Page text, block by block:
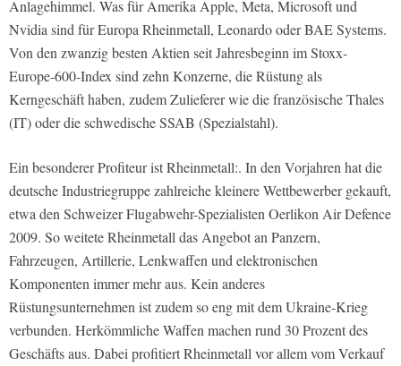
Anlagehimmel. Was für Amerika Apple, Meta, Microsoft und
Nvidia sind für Europa Rheinmetall, Leonardo oder BAE Systems.
Von den zwanzig besten Aktien seit Jahresbeginn im Stoxx-
Europe-600-Index sind zehn Konzerne, die Rüstung als
Kerngeschäft haben, zudem Zulieferer wie die französische Thales
(IT) oder die schwedische SSAB (Spezialstahl).
Ein besonderer Profiteur ist Rheinmetall:. In den Vorjahren hat die
deutsche Industriegruppe zahlreiche kleinere Wettbewerber gekauft,
etwa den Schweizer Flugabwehr-Spezialisten Oerlikon Air Defence
2009. So weitete Rheinmetall das Angebot an Panzern,
Fahrzeugen, Artillerie, Lenkwaffen und elektronischen
Komponenten immer mehr aus. Kein anderes
Rüstungsunternehmen ist zudem so eng mit dem Ukraine-Krieg
verbunden. Herkömmliche Waffen machen rund 30 Prozent des
Geschäfts aus. Dabei profitiert Rheinmetall vor allem vom Verkauf